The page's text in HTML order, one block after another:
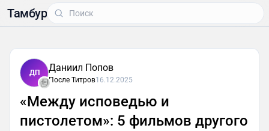
Тамбур
ДП Даниил Попов
После Титров16.12.2025
«Между исповедью и
пистолетом»: 5 фильмов другого